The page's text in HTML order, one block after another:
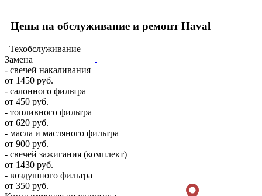
Цены на обслуживание и ремонт Haval
Техобслуживание
Замена
- свечей накаливания
от 1450 руб.
- салонного фильтра
от 450 руб.
- топливного фильтра
от 620 руб.
- масла и масляного фильтра
от 900 руб.
- свечей зажигания (комплект)
от 1430 руб.
- воздушного фильтра
от 350 руб.